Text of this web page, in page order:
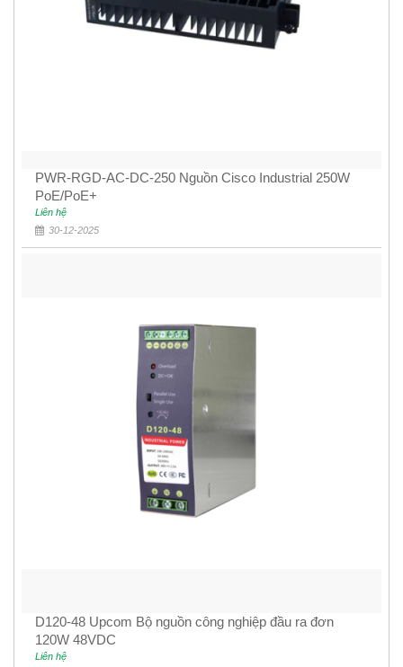
PWR-RGD-AC-DC-250 Nguồn Cisco Industrial 250W
PoE/PoE+
Liên hệ
30-12-2025
D120-48 Upcom Bộ nguồn công nghiệp đầu ra đơn
120W 48VDC
Liên hệ